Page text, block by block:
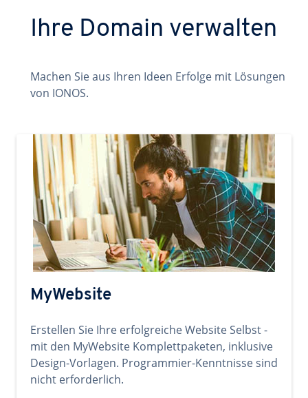
Ihre Domain verwalten
Machen Sie aus Ihren Ideen Erfolge mit Lösungen
von IONOS.
MyWebsite
Erstellen Sie Ihre erfolgreiche Website Selbst -
mit den MyWebsite Komplettpaketen, inklusive
Design-Vorlagen. Programmier-Kenntnisse sind
nicht erforderlich.